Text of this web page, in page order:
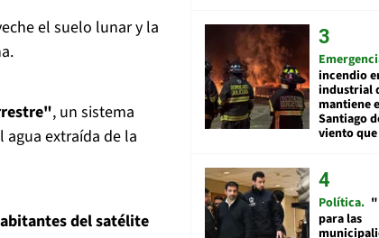
el suelo lunar y la
, un sistema
extraída de la
del satélite
incendio
industrial
mantiene
Santiago
viento que
Política
para las